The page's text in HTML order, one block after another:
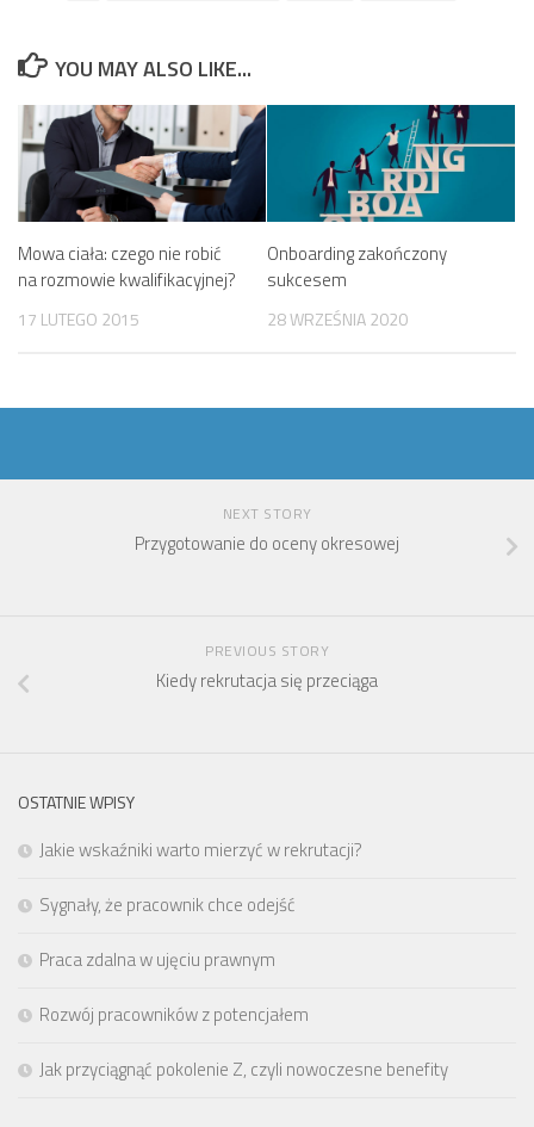
YOU MAY ALSO LIKE...
Mowa ciała: czego nie robić
na rozmowie kwalifikacyjnej?
17 LUTEGO 2015
Onboarding zakończony
sukcesem
28 WRZEŚNIA 2020
NEXT STORY
Przygotowanie do oceny okresowej
PREVIOUS STORY
Kiedy rekrutacja się przeciąga
OSTATNIE WPISY
Jakie wskaźniki warto mierzyć w rekrutacji?
Sygnały, że pracownik chce odejść
Praca zdalna w ujęciu prawnym
Rozwój pracowników z potencjałem
Jak przyciągnąć pokolenie Z, czyli nowoczesne benefity